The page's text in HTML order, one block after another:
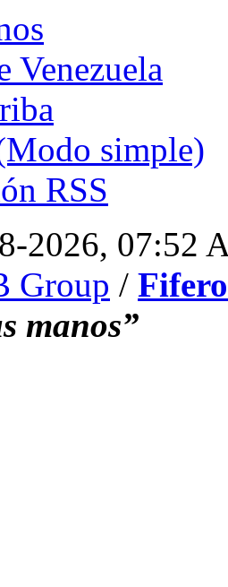
Venezuela
simple)
RSS
2026, 07:52
Group /
manos”